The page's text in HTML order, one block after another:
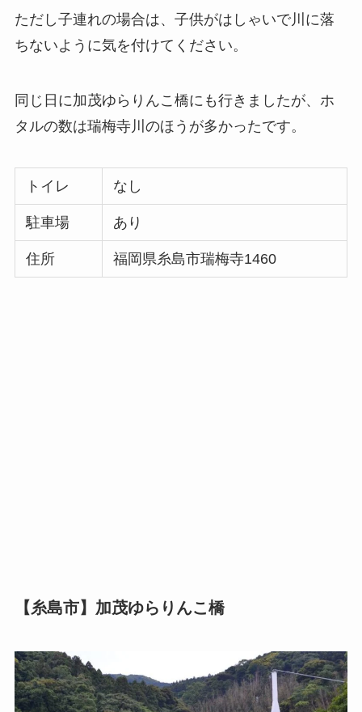
ただし子連れの場合は、子供がはしゃいで川に落
ちないように気を付けてください。
同じ日に加茂ゆらりんこ橋にも行きましたが、ホ
タルの数は瑞梅寺川のほうが多かったです。
トイレ なし
駐車場 あり
住所 福岡県糸島市瑞梅寺1460
【糸島市】加茂ゆらりんこ橋